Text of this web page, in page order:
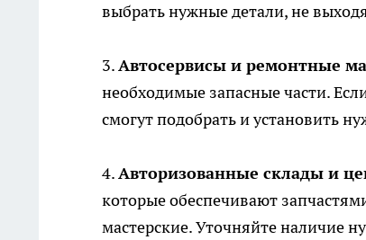
выбрать нужные детали, не
3.Автосервисы и ремонтные
необходимые запасные части.
смогут подобрать и установить
4.Авторизованные склады и
которые обеспечивают
мастерские. Уточняйте наличие